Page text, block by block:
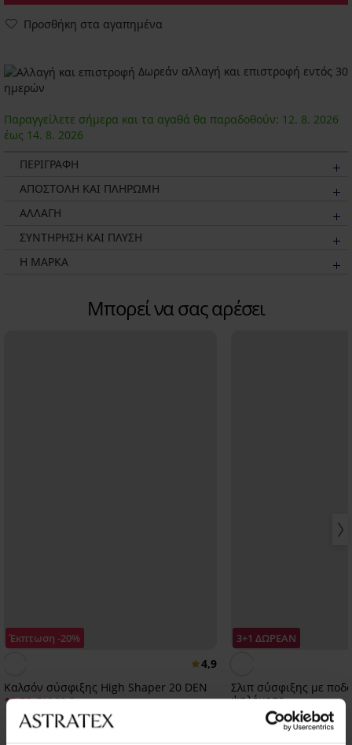
Προσθήκη στα αγαπημένα
Δωρεάν αλλαγή και επιστροφή εντός 30
ημερών
Παραγγείλετε σήμερα και τα αγαθά θα παραδοθούν: 12. 8. 2026
έως 14. 8. 2026
ΠΕΡΙΓΡΑΦΗ
ΑΠΟΣΤΟΛΗ ΚΑΙ ΠΛΗΡΩΜΗ
ΑΛΛΑΓΗ
ΣΥΝΤΗΡΗΣΗ ΚΑΙ ΠΛΥΣΗ
Η ΜΆΡΚΑ
Μπορεί να σας αρέσει
Έκπτωση -20%
4,9
Καλσόν σύσφιξης High Shaper 20 DEN
13,59 €16,99 €
3+1 ΔΩΡΕΑΝ
Σλιπ σύσφιξης με
ψηλόμεσο
28,99 €